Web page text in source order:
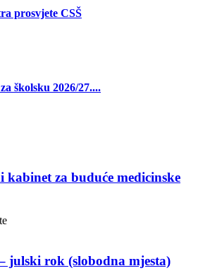
prosvjete CSŠ
školsku 2026/27....
kabinet za buduće medicinske
julski rok (slobodna mjesta)